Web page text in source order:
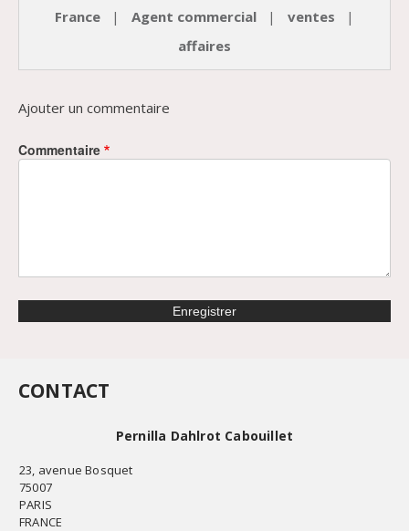
France
Agent commercial
ventes
affaires
Ajouter un commentaire
Commentaire
CONTACT
Pernilla Dahlrot Cabouillet
23, avenue Bosquet
75007
PARIS
FRANCE